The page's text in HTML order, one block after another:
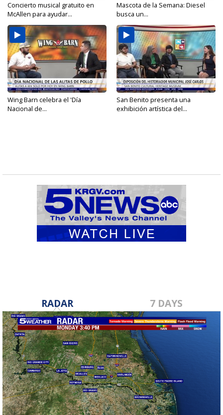
Concierto musical gratuito en
McAllen para ayudar...
Mascota de la Semana: Diesel
busca un...
Wing Barn celebra el 'Día
Nacional de...
San Benito presenta una
exhibición artística del...
RADAR 7 DAYS